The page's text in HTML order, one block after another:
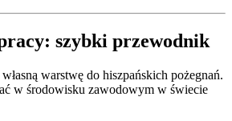
szybki przewodnik
warstwę do hiszpańskich pożegnań.
w środowisku zawodowym w świecie